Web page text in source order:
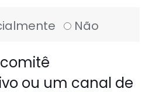
Não
comitê
ou um canal de